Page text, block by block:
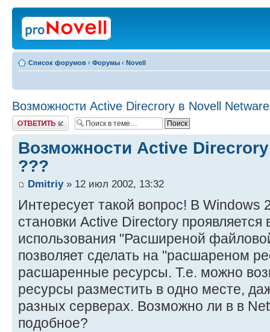
Список форумов ‹ Форумы ‹ Novell
Возможности Active Direcrory в Novell
Ответить
Возможности Active
???
Dmitriy» 12 июл 2002, 13:32
Интересует такой вопрос! В Windows
становки Active Directory проявляется
использования "Расширеной
позволяет сделать на "расшареном
расшаренные ресурсы. Т.е. можно
ресурсы разместить в одно месте,
разных серверах. Возможно ли в в
подобное?